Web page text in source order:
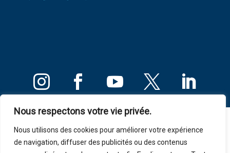
Nous respectons votre vie privée.
Nous utilisons des cookies pour améliorer votre expérience
de navigation, diffuser des publicités ou des contenus
Règles de confidentialité